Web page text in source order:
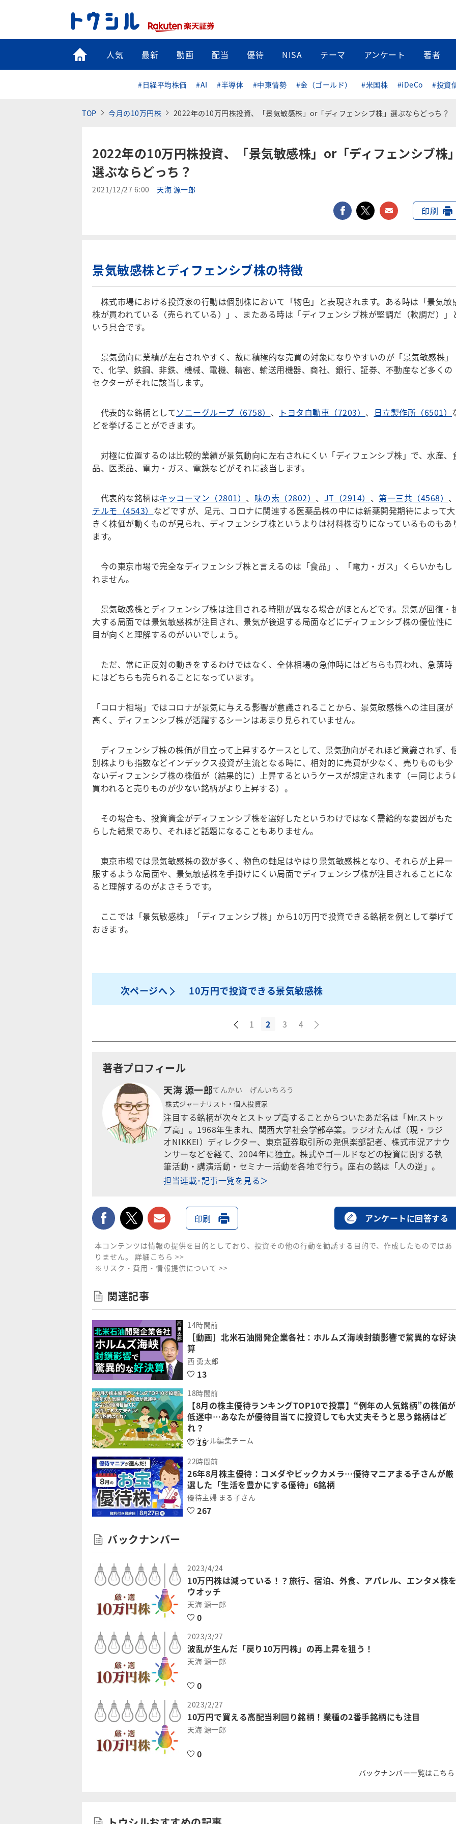
トップ
人気 最新 動画 配当 優待 NISA テーマ アンケート 著者
#日経平均株価 #AI #半導体 #中東情勢 #金（ゴールド） #米国株 #iDeCo #投資
TOP 今月の10万円株 2022年の10万円株投資、「景気敏感株」or「ディフェンシブ株」選ぶならどっち？
2022年の10万円株投資、「景気敏感株」or「ディフェンシブ株
選ぶならどっち？
2021/12/27 6:00 天海 源一郎
facebook
twitter メールで送
印刷
景気敏感株とディフェンシブ株の特徴
株式市場における投資家の行動は個別株において「物色」と表現されます。ある時は「景気敏
株が買われている（売られている）」、またある時は「ディフェンシブ株が堅調だ（軟調だ）」
いう具合です。
景気動向に業績が左右されやすく、故に積極的な売買の対象になりやすいのが「景気敏感株」
で、化学、鉄鋼、非鉄、機械、電機、精密、輸送用機器、商社、銀行、証券、不動産など多くの
セクターがそれに該当します。
代表的な銘柄としてソニーグループ（6758） 、 トヨタ自動車（7203） 、 日立製作所（6501）
どを挙げることができます。
対極に位置するのは比較的業績が景気動向に左右されにくい「ディフェンシブ株」で、水産、
品、医薬品、電力・ガス、電鉄などがそれに該当します。
代表的な銘柄はキッコーマン（2801） 、 味の素（2802） 、 JT（2914） 、 第一三共（4568）
テルモ（4543） などですが、足元、コロナに関連する医薬品株の中には新薬開発期待によって大
きく株価が動くものが見られ、ディフェンシブ株というよりは材料株寄りになっているものもあ
ます。
今の東京市場で完全なディフェンシブ株と言えるのは「食品」、「電力・ガス」くらいかもし
れません。
景気敏感株とディフェンシブ株は注目される時期が異なる場合がほとんどです。景気が回復・
大する局面では景気敏感株が注目され、景気が後退する局面などにディフェンシブ株の優位性に
目が向くと理解するのがいいでしょう。
ただ、常に正反対の動きをするわけではなく、全体相場の急伸時にはどちらも買われ、急落時
にはどちらも売られることになっています。
「コロナ相場」ではコロナが景気に与える影響が意識されることから、景気敏感株への注目度が
高く、ディフェンシブ株が活躍するシーンはあまり見られていません。
ディフェンシブ株の株価が目立って上昇するケースとして、景気動向がそれほど意識されず、
別株よりも指数などインデックス投資が主流となる時に、相対的に売買が少なく、売りものも少
ないディフェンシブ株の株価が（結果的に）上昇するというケースが想定されます（＝同じよう
買われると売りものが少ない銘柄がより上昇する）。
その場合も、投資資金がディフェンシブ株を選好したというわけではなく需給的な要因がもた
らした結果であり、それほど話題になることもありません。
東京市場では景気敏感株の数が多く、物色の軸足はやはり景気敏感株となり、それらが上昇一
服するような局面や、景気敏感株を手掛けにくい局面でディフェンシブ株が注目されることにな
ると理解するのがよさそうです。
ここでは「景気敏感株」「ディフェンシブ株」から10万円で投資できる銘柄を例として挙げて
おきます。
次ページへ 10万円で投資できる景気敏感株
1 2 3 4
著者プロフィール
天海 源一郎てんかい げんいちろう
株式ジャーナリスト・個人投資家
注目する銘柄が次々とストップ高することからついたあだ名は「Mr.ストッ
プ高」。1968年生まれ、関西大学社会学部卒業。ラジオたんぱ（現・ラジ
オNIKKEI）ディレクター、東京証券取引所の兜倶楽部記者、株式市況アナウ
ンサーなどを経て、2004年に独立。株式やゴールドなどの投資に関する執
筆活動・講演活動・セミナー活動を各地で行う。座右の銘は「人の逆」。
担当連載･記事一覧を見る＞
facebooktwitter メールで送る
印刷 アンケートに回答する
本コンテンツは情報の提供を目的としており、投資その他の行動を勧誘する目的で、作成したものではあ
りません。 詳細こちら >>
※リスク・費用・情報提供について >>
関連記事
14時間前
［動画］北米石油開発企業各社：ホルムズ海峡封鎖影響で驚異的な好決
算
西 勇太郎
13
18時間前
【8月の株主優待ランキングTOP10で投票】“例年の人気銘柄”の株価が
低迷中…あなたが優待目当てに投資しても大丈夫そうと思う銘柄はど
れ？
トウシル編集チーム
15
22時間前
26年8月株主優待：コメダやビックカメラ…優待マニアまる子さんが厳
選した「生活を豊かにする優待」6銘柄
優待主婦 まる子さん
267
バックナンバー
2023/4/24
10万円株は減っている！？旅行、宿泊、外食、アパレル、エンタメ株
ウオッチ
天海 源一郎
0
2023/3/27
波乱が生んだ「戻り10万円株」の再上昇を狙う！
天海 源一郎
0
2023/2/27
10万円で買える高配当利回り銘柄！業種の2番手銘柄にも注目
天海 源一郎
0
バックナンバー一覧はこちら